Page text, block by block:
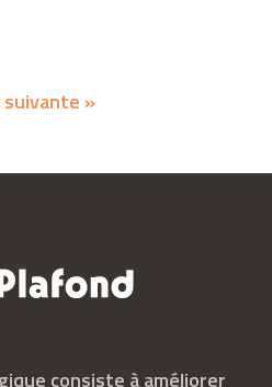
suivante »
consiste à améliorer